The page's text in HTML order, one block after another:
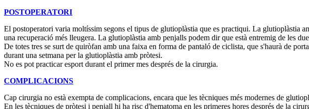
POSTOPERATORI
El postoperatori varia moltíssim segons el tipus de glutioplàstia que es practiqui. La glutioplàstia
una recuperació més lleugera. La glutioplàstia amb penjalls podem dir que està entremig de les
De totes tres se surt de quiròfan amb una faixa en forma de pantaló de ciclista, que s'haurà de
durant una setmana per la glutioplàstia amb pròtesi.
No es pot practicar esport durant el primer mes després de la cirurgia.
COMPLICACIONS
Cap cirurgia no està exempta de complicacions, encara que les tècniques més modernes de
En les tècniques de pròtesi i penjall hi ha risc d'hematoma en les primeres hores després de la